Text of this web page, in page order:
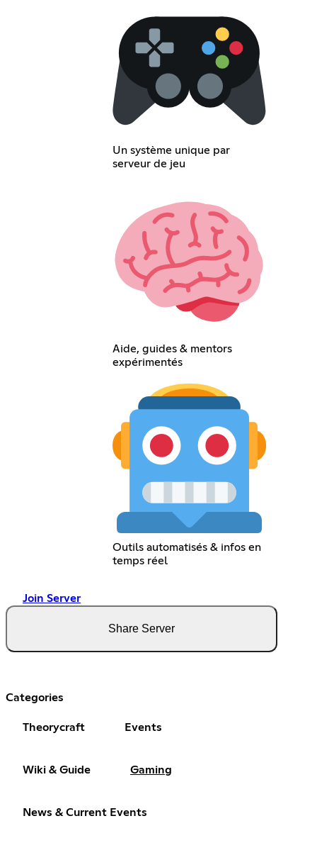
Un système unique par
serveur de jeu
Aide, guides & mentors
expérimentés
Outils automatisés & infos en
temps réel
Join Server
Share Server
Categories
Theorycraft Events
Wiki & Guide Gaming
News & Current Events